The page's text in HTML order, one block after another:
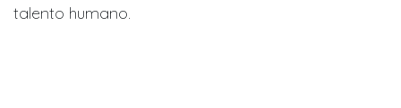
talento humano.